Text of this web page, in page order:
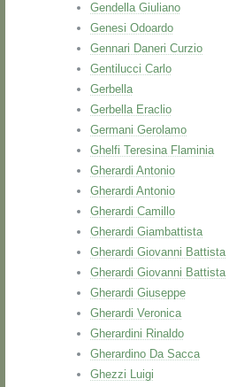
Gendella Giuliano
Genesi Odoardo
Gennari Daneri Curzio
Gentilucci Carlo
Gerbella
Gerbella Eraclio
Germani Gerolamo
Ghelfi Teresina Flaminia
Gherardi Antonio
Gherardi Antonio
Gherardi Camillo
Gherardi Giambattista
Gherardi Giovanni Battista
Gherardi Giovanni Battista
Gherardi Giuseppe
Gherardi Veronica
Gherardini Rinaldo
Gherardino Da Sacca
Ghezzi Luigi